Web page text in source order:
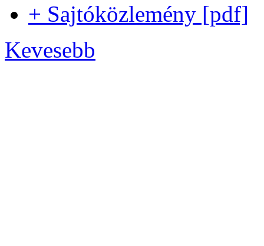
+ Sajtóközlemény [pdf]
Kevesebb